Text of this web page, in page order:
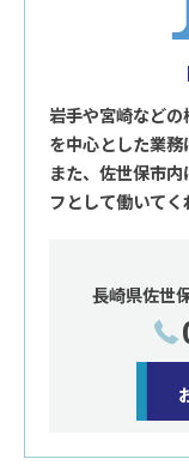
岩手や宮崎など
を中心とした業務
また、佐世保市
フとして働いてく
長崎県佐世